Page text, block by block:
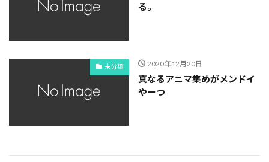
る。
未分類 2020年12月20日
真なるアニマ集めがメンドイ
やーつ